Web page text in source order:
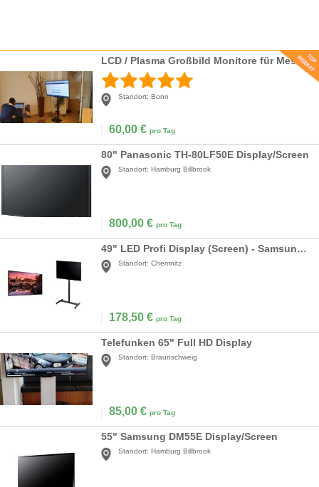
LCD / Plasma Großbild Monitore für Messe, Schulung, Event, Ausstellung
Standort: Bonn
60,00 € pro Tag
80" Panasonic TH-80LF50E Display/Screen
Standort: Hamburg Billbrook
800,00 € pro Tag
49" LED Profi Display (Screen) - Samsung QM49F - inkl. K&M Profi Standfuß
Standort: Chemnitz
178,50 € pro Tag
Telefunken 65" Full HD Display
Standort: Braunschweig
85,00 € pro Tag
55" Samsung DM55E Display/Screen
Standort: Hamburg Billbrook